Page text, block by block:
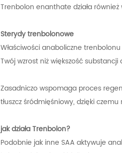
Trenbolon enanthate działa
Sterydy trenbolonowe
Właściwości anaboliczne
Twój wzrost niż większość
Zasadniczo wspomaga proces
tłuszcz śródmięśniowy, dzięki
jak działa Trenbolon?
Podobnie jak inne SAA aktywuje